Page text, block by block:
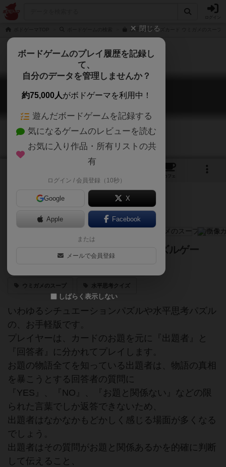
水平思考クイズカード ウミガメのスープ
ウミガメのスープ
Umigame no Soup
カフェ
質問で真相を導こう！水平思考パズルゲー
ウミガメのスープ 水平思考クイズ
いわゆるシチュエーションパズルや水平思考パズル
の、お手軽版です。
プレイヤーは、カードのお題を元に『出題者』と
『回答者』に分かれてプレイします。
お題の物語全てを知っている出題者は、物語の真相
を暴こうとする回答者の質問に
『YES』、『NO』、『お題と関係ない』などの限
られた言葉でしか返答できないため、
出題者はなかなかもどかしく感じる場面が多くなる
でしょう。
出題者はその質問がお題と関係あるかを的確に判断
して伝えること、
閉じる
ボードゲームのプレイ履歴を記録し
て、
自分のデータを管理しませんか？
約75,000人がボドゲーマを利用中！
遊んだボードゲームを記録する
気になるゲームのレビューを読む
お気に入り作品・所有リストの共
有
ログイン / 会員登録（10秒）
Google X
Apple Facebook
または
メールで会員登録
しばらく表示しない